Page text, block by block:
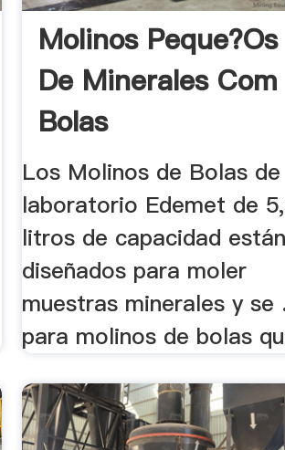
Molinos Peque?os
De Minerales Com
Bolas
Los Molinos de Bolas de
laboratorio Edemet de
litros de capacidad están
diseñados para moler
muestras minerales y se
para molinos de bolas